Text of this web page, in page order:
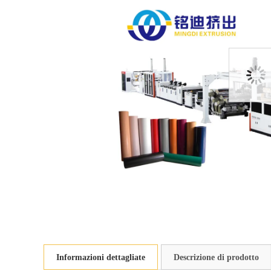
Informazioni dettagliate Descrizione di prodotto